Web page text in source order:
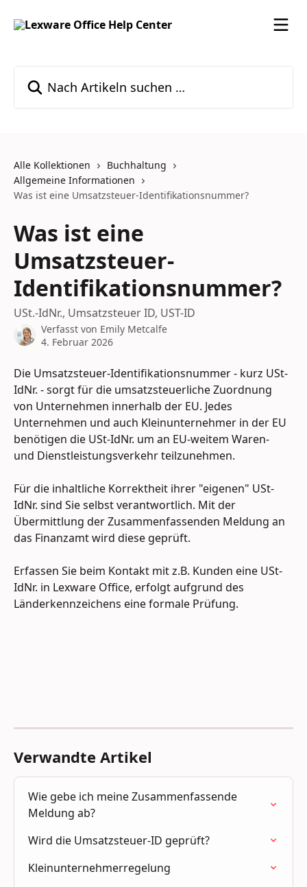
Alle Kollektionen
Buchhaltung
Allgemeine Informationen
Was ist eine Umsatzsteuer-Identifikationsnummer?
Was ist eine
Umsatzsteuer-
Identifikationsnummer?
USt.-IdNr., Umsatzsteuer ID, UST-ID
Verfasst von Emily Metcalfe
4. Februar 2026
Die Umsatzsteuer-Identifikationsnummer - kurz USt-
IdNr. - sorgt für die umsatzsteuerliche Zuordnung
von Unternehmen innerhalb der EU. Jedes
Unternehmen und auch Kleinunternehmer in der EU
benötigen die USt-IdNr. um an EU-weitem Waren-
und Dienstleistungsverkehr teilzunehmen.
Für die inhaltliche Korrektheit ihrer "eigenen" USt-
IdNr. sind Sie selbst verantwortlich. Mit der
Übermittlung der Zusammenfassenden Meldung an
das Finanzamt wird diese geprüft.
Erfassen Sie beim Kontakt mit z.B. Kunden eine USt-
IdNr. in Lexware Office, erfolgt aufgrund des
Länderkennzeichens eine formale Prüfung.
Verwandte Artikel
Wie gebe ich meine Zusammenfassende
Meldung ab?
Wird die Umsatzsteuer-ID geprüft?
Kleinunternehmerregelung